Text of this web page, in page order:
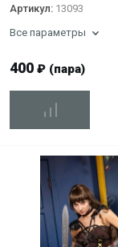
Артикул: 13093
Все параметры
400 ₽ (пара)